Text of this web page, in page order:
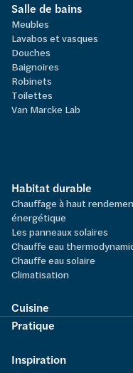
Salle de bains
Meubles
Lavabos et vasques
Douches
Baignoires
Robinets
Toilettes
Van Marcke Lab
Habitat durable
Chauffage à haut
énergétique
Les panneaux solaires
Chauffe eau
Chauffe eau solaire
Climatisation
Cuisine
Pratique
Inspiration